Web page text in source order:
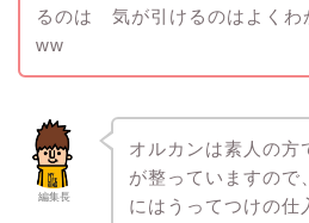
るのは 気が引けるのはよくわ
ww
編集長
オルカンは素人の方
が整っていますので
にはうってつけの仕